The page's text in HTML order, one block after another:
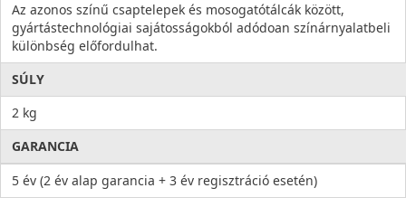
Az azonos színű csaptelepek és mosogatótálcák között,
gyártástechnológiai sajátosságokból adódoan színárnyalatbeli
különbség előfordulhat.
SÚLY
2 kg
GARANCIA
5 év (2 év alap garancia + 3 év regisztráció esetén)